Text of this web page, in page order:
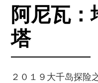
阿尼瓦：
塔
２０１９大千岛探险